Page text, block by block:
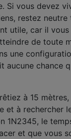
Si vous devez
restez neutre
utile, car il vous
de toute
une
aucune chance
à 15
et à rechercher
1N2345, le
et que vous